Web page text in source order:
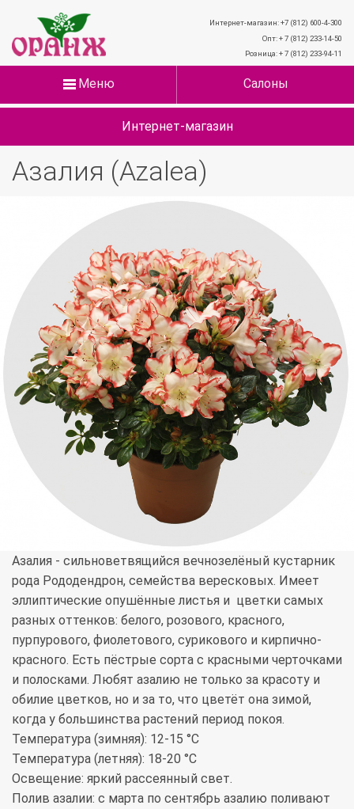
Интернет-магазин: +7 (812) 600-4-300
Опт: + 7 (812) 233-14-50
Розница: + 7 (812) 233-94-11
Меню Салоны
Интернет-магазин
Азалия (Azalea)
Азалия - сильноветвящийся вечнозелёный кустарник
рода Рододендрон, семейства вересковых. Имеет
эллиптические опушённые листья и цветки самых
разных оттенков: белого, розового, красного,
пурпурового, фиолетового, сурикового и кирпично-
красного. Есть пёстрые сорта с красными черточками
и полосками. Любят азалию не только за красоту и
обилие цветков, но и за то, что цветёт она зимой,
когда у большинства растений период покоя.
Температура (зимняя): 12-15 °С
Температура (летняя): 18-20 °С
Освещение: яркий рассеянный свет.
Полив азалии: с марта по сентябрь азалию поливают